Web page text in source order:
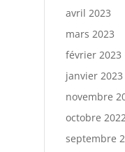
avril 2023
mars 2023
février 2023
janvier 2023
novembre
octobre
septembre